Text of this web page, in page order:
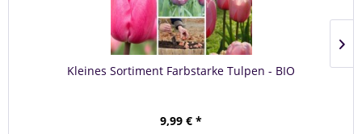
Kleines Sortiment Farbstarke Tulpen - BIO
9,99 € *